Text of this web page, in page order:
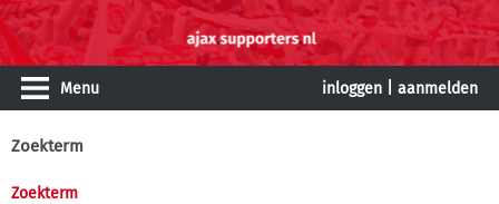
Menu inloggen aanmelden
Zoekterm
Zoekterm